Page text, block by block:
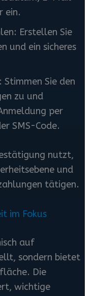
ein.
Erstellen Sie
und ein sicheres
Sie den
zu und
per
SMS-Code.
nutzt,
und
tätigen.
im Fokus
auf
sondern bietet
Die
wichtige